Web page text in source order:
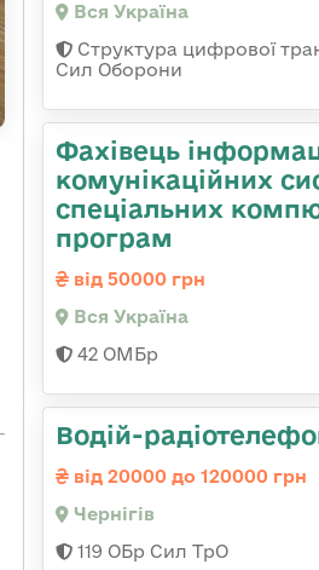
Вся Україна
Структура цифрової
Сил Оборони
Фахівець
комунікаційних
спеціальних
програм
від 50000 грн
Вся Україна
42 ОМБр
Водій-
від 20000 до 120000 грн
Чернігів
119 ОБр Сил ТрО